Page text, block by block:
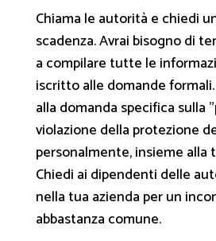
Chiama le autorità e chiedi
scadenza. Avrai bisogno di
a compilare tutte le
iscritto alle domande
alla domanda specifica sulla
violazione della protezione
personalmente, insieme alla
Chiedi ai dipendenti delle
nella tua azienda per un
abbastanza comune.